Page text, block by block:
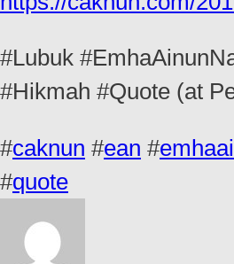
#Lubuk
#Hikmah #Quote (at
#caknun #ean #
#quote